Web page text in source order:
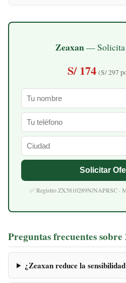
Zeaxan— Solicita
S/ 174 (S/ 297
Solicitar
✅ Registro ZX5810289N/NAPRSC ·
Preguntas frecuentes
¿Zeaxan reduce la